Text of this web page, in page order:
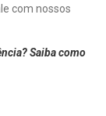
com nossos
Saiba como